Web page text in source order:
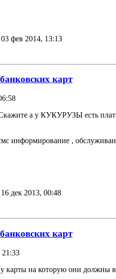
03 фев 2014, 13:13
карт
а у КУКУРУЗЫ есть
информирование ,
16 дек 2013, 00:48
карт
21:33
у карты на которую они должны